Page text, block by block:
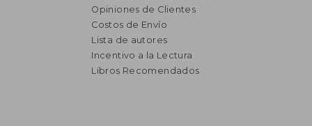
Opiniones de Clientes
Costos de Envío
Lista de autores
Incentivo a la Lectura
Libros Recomendados